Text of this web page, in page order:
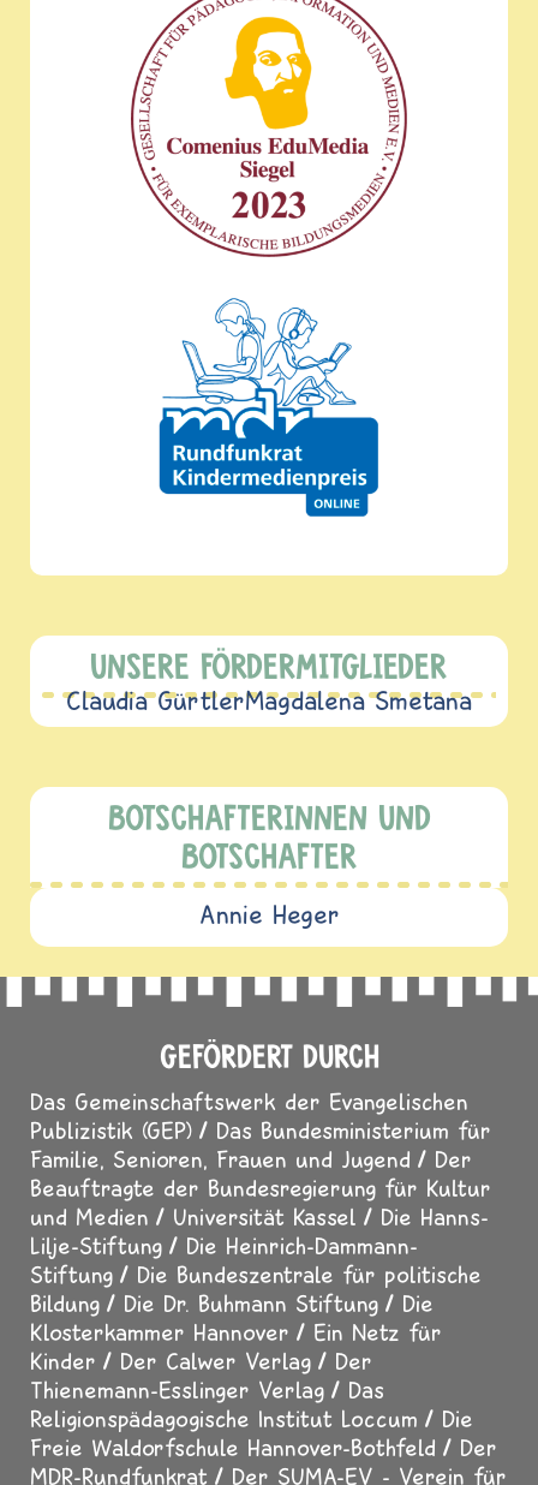
UNSERE FÖRDERMITGLIEDER
Claudia GürtlerMagdalena Smetana
BOTSCHAFTERINNEN UND
BOTSCHAFTER
Annie Heger
GEFÖRDERT DURCH
Das Gemeinschaftswerk der Evangelischen
Publizistik (GEP)
Das Bundesministerium für
Familie, Senioren, Frauen und Jugend
Der
Beauftragte der Bundesregierung für Kultur
und Medien
Universität Kassel
Die Hanns-
Lilje-Stiftung
Die Heinrich-Dammann-
Stiftung
Die Bundeszentrale für politische
Bildung
Die Dr. Buhmann Stiftung
Die
Klosterkammer Hannover
Ein Netz für
Kinder
Der Calwer Verlag
Der
Thienemann-Esslinger Verlag
Das
Religionspädagogische Institut Loccum
Die
Freie Waldorfschule Hannover-Bothfeld
Der
MDR-Rundfunkrat
Der SUMA-EV - Verein für